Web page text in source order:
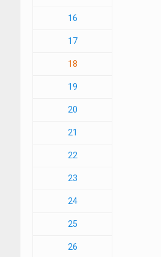
16
17
18
19
20
21
22
23
24
25
26